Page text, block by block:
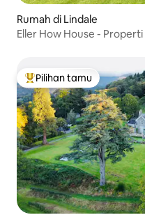
Rumah di Lindale
Eller How House -
Pilihan tamu terpopuler
Pilihan tamu